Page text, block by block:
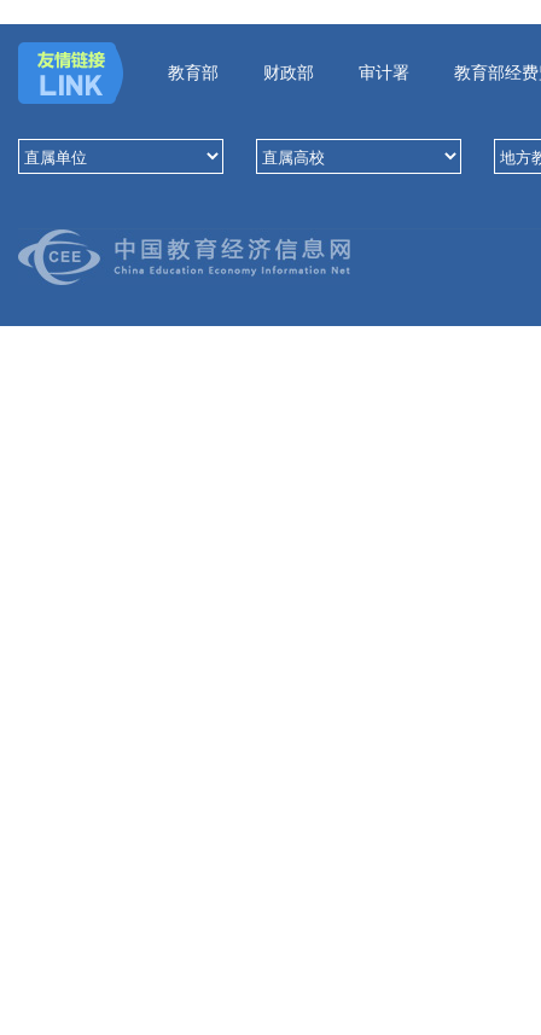
教育部 财政部 审计署 教育部经